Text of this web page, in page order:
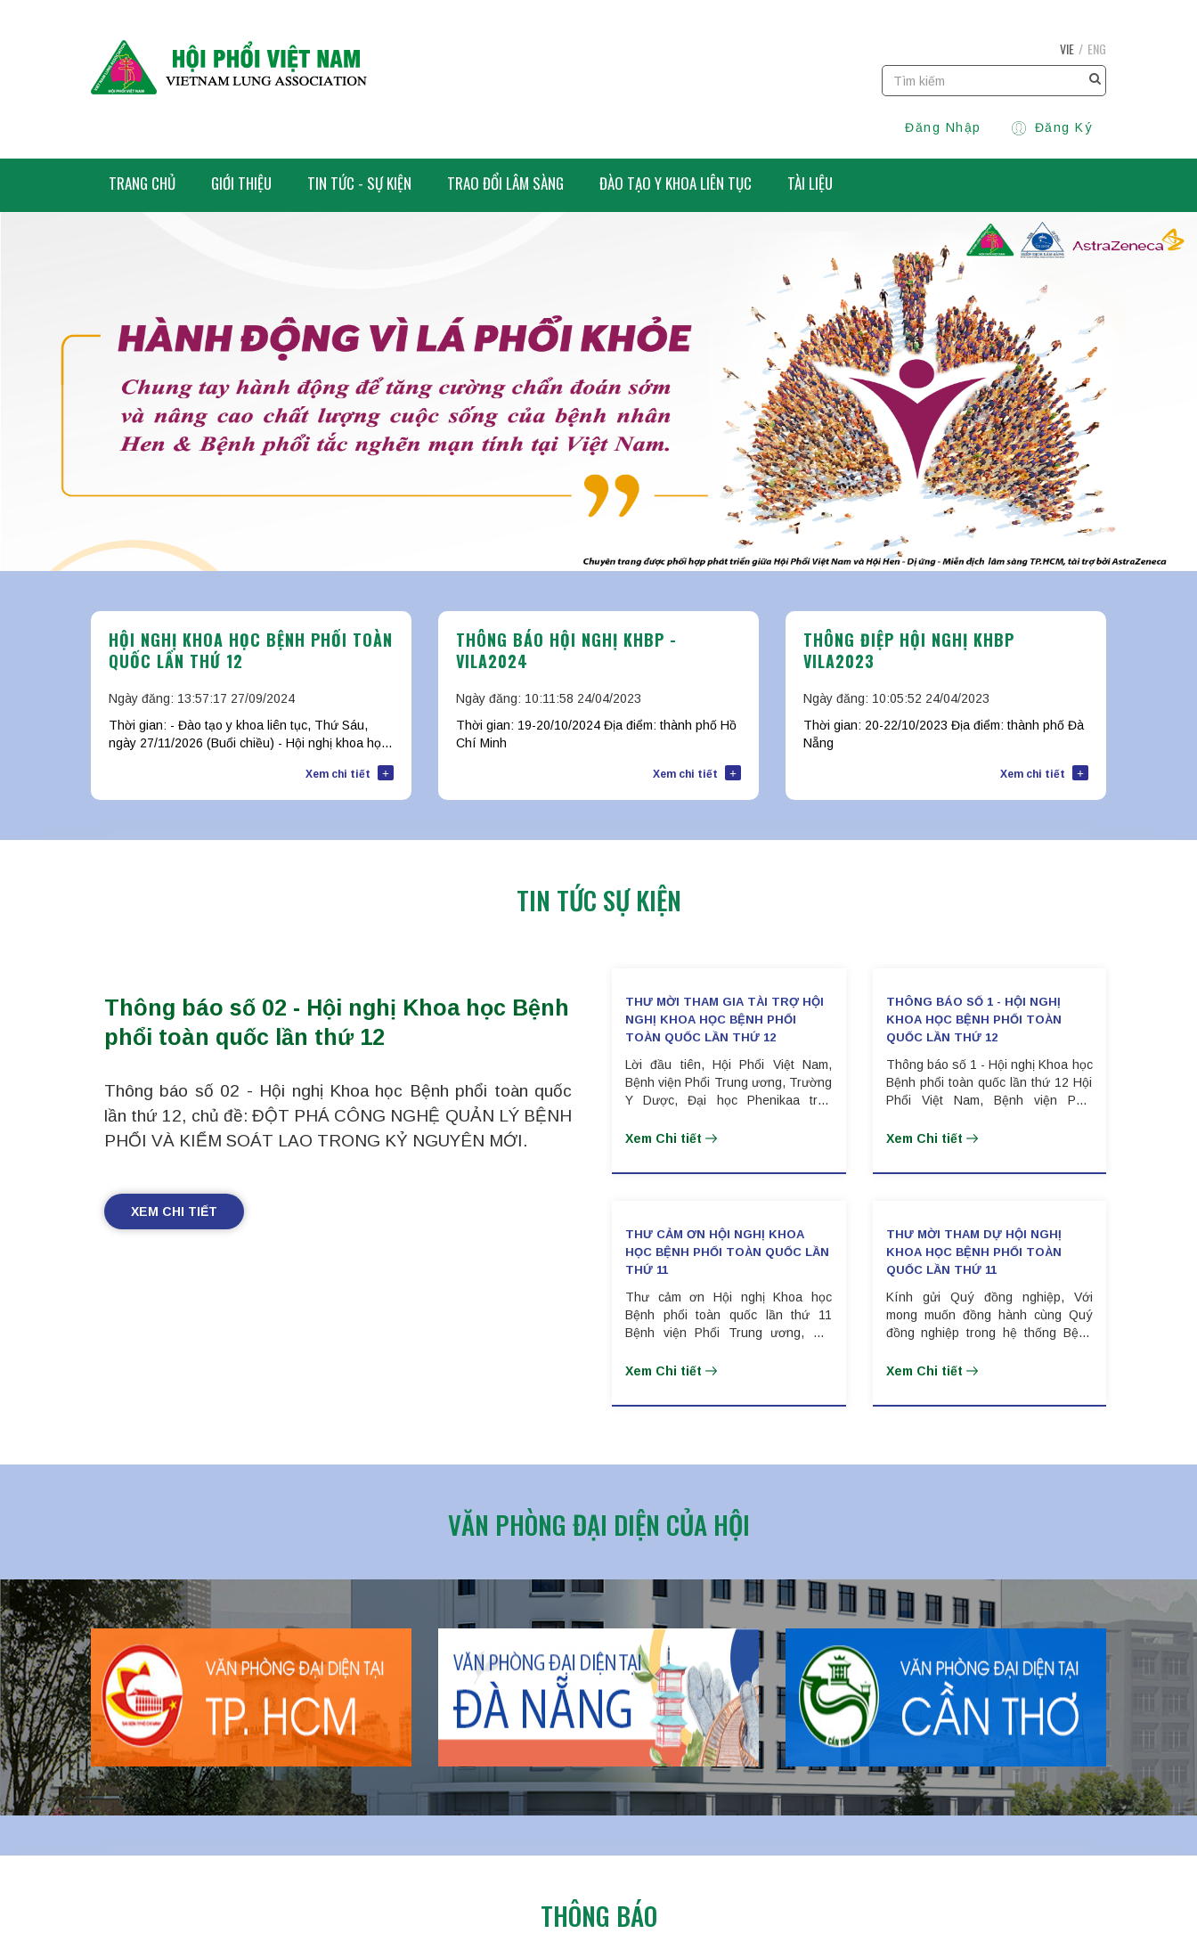
VIE ENG
Đăng Nhập Đăng Ký
TRANG CHỦ GIỚI THIỆU TIN TỨC - SỰ KIỆN TRAO ĐỔI LÂM SÀNG ĐÀO TẠO Y KHOA LIÊN TỤC TÀI LIỆU
HỘI NGHỊ KHOA HỌC BỆNH PHỔI TOÀN
QUỐC LẦN THỨ 12
Ngày đăng: 13:57:17 27/09/2024
Thời gian: - Đào tạo y khoa liên tục, Thứ Sáu,
ngày 27/11/2026 (Buổi chiều) - Hội nghị khoa học,
Xem chi tiết +
THÔNG BÁO HỘI NGHỊ KHBP -
VILA2024
Ngày đăng: 10:11:58 24/04/2023
Thời gian: 19-20/10/2024 Địa điểm: thành phố Hồ
Chí Minh
Xem chi tiết +
THÔNG ĐIỆP HỘI NGHỊ KHBP
VILA2023
Ngày đăng: 10:05:52 24/04/2023
Thời gian: 20-22/10/2023 Địa điểm: thành phố Đà
Nẵng
Xem chi tiết +
TIN TỨC SỰ KIỆN
Thông báo số 02 - Hội nghị Khoa học Bệnh
phổi toàn quốc lần thứ 12
Thông báo số 02 - Hội nghị Khoa học Bệnh phổi toàn quốc
lần thứ 12, chủ đề: ĐỘT PHÁ CÔNG NGHỆ QUẢN LÝ BỆNH
PHỔI VÀ KIỂM SOÁT LAO TRONG KỶ NGUYÊN MỚI.
XEM CHI TIẾT
THƯ MỜI THAM GIA TÀI TRỢ HỘI
NGHỊ KHOA HỌC BỆNH PHỔI
TOÀN QUỐC LẦN THỨ 12
Lời đầu tiên, Hội Phổi Việt Nam,
Bệnh viện Phổi Trung ương, Trường
Y Dược, Đại học Phenikaa trân
Khoa học Bệnh phổi toàn quốc lần
Xem Chi tiết
THÔNG BÁO SỐ 1 - HỘI NGHỊ
KHOA HỌC BỆNH PHỔI TOÀN
QUỐC LẦN THỨ 12
Thông báo số 1 - Hội nghị Khoa học
Bệnh phổi toàn quốc lần thứ 12 Hội
Phổi Việt Nam, Bệnh viện Phổi
học Phenikaa trân trọng thông báo
phổi toàn quốc lần thứ 12 (VILA
Xem Chi tiết
THƯ CẢM ƠN HỘI NGHỊ KHOA
HỌC BỆNH PHỔI TOÀN QUỐC LẦN
THỨ 11
Thư cảm ơn Hội nghị Khoa học
Bệnh phổi toàn quốc lần thứ 11
Bệnh viện Phổi Trung ương, Hội
lao Quốc gia trân trọng cảm ơn đến
tham gia với vai trò Chủ tọa
Riverside, thành phố Cần Thơ.
Xem Chi tiết
THƯ MỜI THAM DỰ HỘI NGHỊ
KHOA HỌC BỆNH PHỔI TOÀN
QUỐC LẦN THỨ 11
Kính gửi Quý đồng nghiệp, Với
mong muốn đồng hành cùng Quý
đồng nghiệp trong hệ thống Bệnh
cận những kiến thức khoa học nâng
bác sĩ, cán bộ y tế.
Xem Chi tiết
VĂN PHÒNG ĐẠI DIỆN CỦA HỘI
THÔNG BÁO